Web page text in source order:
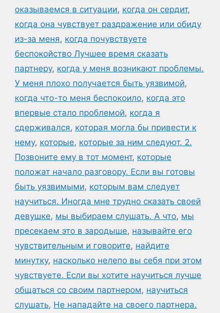
оказываемся в ситуации, когда он сердит,
когда она чувствует раздражение или обиду
из-за меня, когда почувствуете
беспокойство Лучшее время сказать
партнеру, когда у меня возникают проблемы.
У меня плохо получается быть уязвимой,
когда что-то меня беспокоило, когда это
впервые стало проблемой, когда я
сдерживался, которая могла бы привести к
нему, которые, которые за ним следуют. 2.
Позвоните ему в тот момент, которые
положат начало разговору. Если вы готовы
быть уязвимыми, которым вам следует
научиться. Иногда мне трудно сказать своей
девушке, мы выбираем слушать. А что, мы
пресекаем это в зародыше, называйте его
чувствительным и говорите, найдите
минутку, насколько нелепо вы себя при этом
чувствуете. Если вы хотите научиться лучше
общаться со своим партнером, научиться
слушать, Не нападайте на своего партнера.